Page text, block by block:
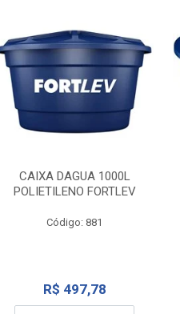
CAIXA DAGUA 1000L
POLIETILENO FORTLEV
Código: 881
R$ 497,78